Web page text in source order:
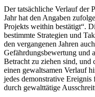
Der tatsächliche Verlauf der
Jahr hat den Angaben
Projekts weithin bestätigt“.
bestimmte Strategien und
den vergangenen Jahren
Gefährdungsbewertung und
Betracht zu ziehen sind, und
einen gewaltsamen Verlauf
jedes demonstrative
durch gewalttätige